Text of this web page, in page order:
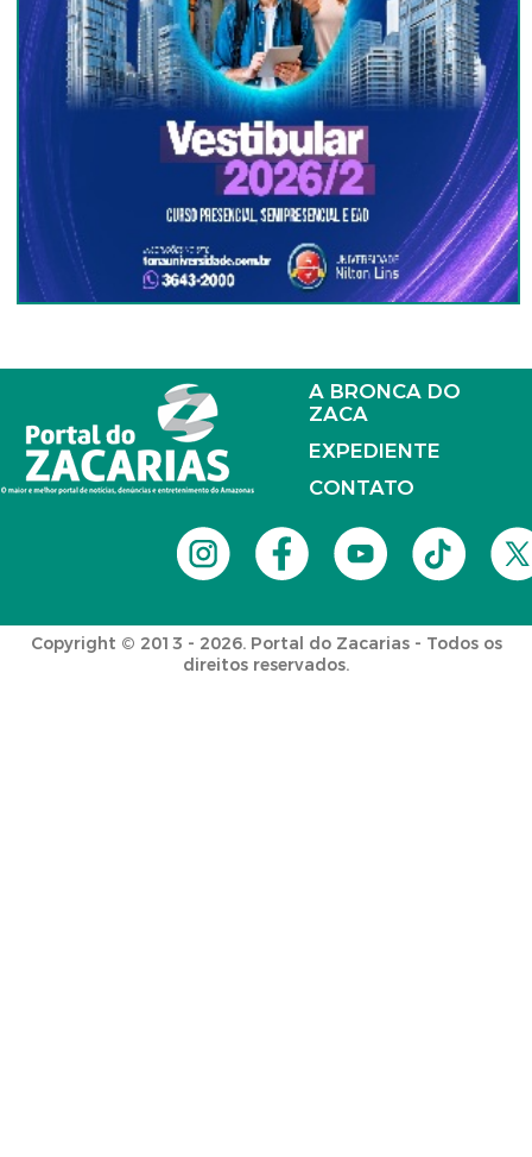
A BRONCA DO
ZACA
EXPEDIENTE
CONTATO
Copyright © 2013 - 2026. Portal do Zacarias - Todos os
direitos reservados.